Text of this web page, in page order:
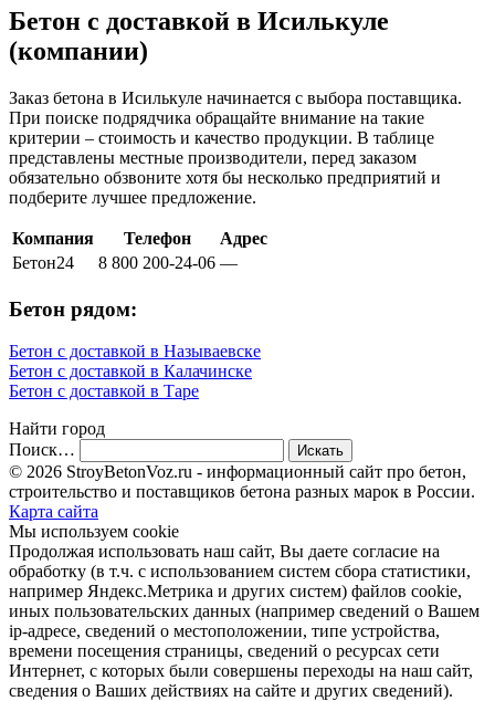
Бетон с доставкой в Исилькуле
(компании)
Заказ бетона в Исилькуле начинается с выбора поставщика.
При поиске подрядчика обращайте внимание на такие
критерии – стоимость и качество продукции. В таблице
представлены местные производители, перед заказом
обязательно обзвоните хотя бы несколько предприятий и
подберите лучшее предложение.
Компания Телефон
Адрес
Бетон24
8 800 200-24-06 —
Бетон рядом:
Бетон с доставкой в Называевске
Бетон с доставкой в Калачинске
Бетон с доставкой в Таре
Найти город
Поиск…
© 2026 StroyBetonVoz.ru - информационный сайт про бетон,
строительство и поставщиков бетона разных марок в России.
Карта сайта
Мы используем cookie
Продолжая использовать наш cайт, Вы даете согласие на
обработку (в т.ч. с использованием систем сбора статистики,
например Яндекс.Метрика и других систем) файлов cookie,
иных пользовательских данных (например сведений о Вашем
ip-адресе, сведений о местоположении, типе устройства,
времени посещения страницы, сведений о ресурсах сети
Интернет, с которых были совершены переходы на наш сайт,
сведения о Ваших действиях на сайте и других сведений).